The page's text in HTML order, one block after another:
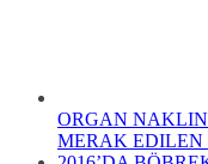
ORGAN
MERAK EDILEN